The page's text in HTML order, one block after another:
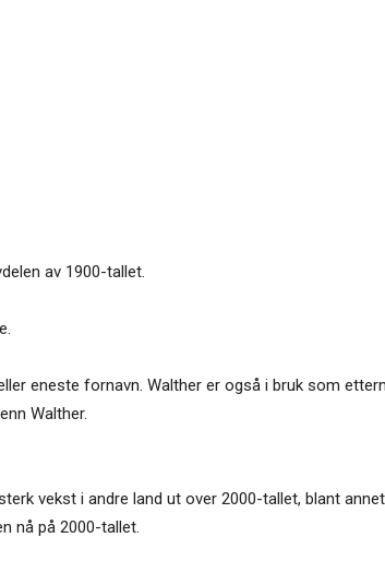
av 1900-tallet.
eneste fornavn. Walther er også i bruk som
Walther.
vekst i andre land ut over 2000-tallet, blant
nå på 2000-tallet.